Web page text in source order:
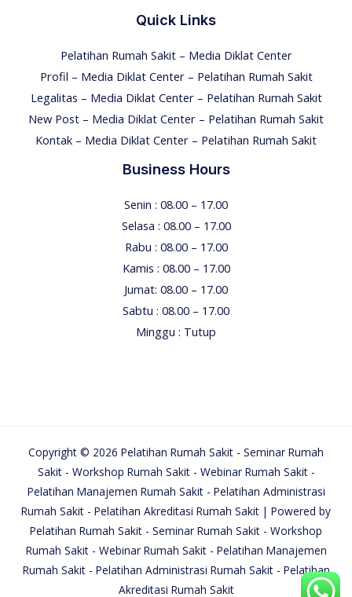
Quick Links
Pelatihan Rumah Sakit – Media Diklat Center
Profil – Media Diklat Center – Pelatihan Rumah Sakit
Legalitas – Media Diklat Center – Pelatihan Rumah Sakit
New Post – Media Diklat Center – Pelatihan Rumah Sakit
Kontak – Media Diklat Center – Pelatihan Rumah Sakit
Business Hours
Senin : 08.00 – 17.00
Selasa : 08.00 – 17.00
Rabu : 08.00 – 17.00
Kamis : 08.00 – 17.00
Jumat: 08.00 – 17.00
Sabtu : 08.00 – 17.00
Minggu : Tutup
Copyright © 2026 Pelatihan Rumah Sakit - Seminar Rumah
Sakit - Workshop Rumah Sakit - Webinar Rumah Sakit -
Pelatihan Manajemen Rumah Sakit - Pelatihan Administrasi
Rumah Sakit - Pelatihan Akreditasi Rumah Sakit | Powered by
Pelatihan Rumah Sakit - Seminar Rumah Sakit - Workshop
Rumah Sakit - Webinar Rumah Sakit - Pelatihan Manajemen
Rumah Sakit - Pelatihan Administrasi Rumah Sakit - Pelatihan
Akreditasi Rumah Sakit